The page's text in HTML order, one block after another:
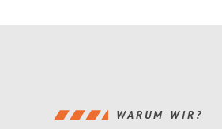
WARUM WIR?